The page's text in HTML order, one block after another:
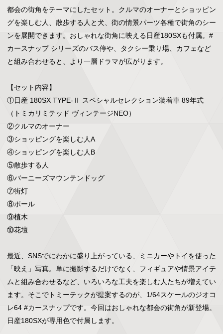
都会の街角をテーマにしたセット。クルマのオーナーとショッピン
グを楽しむ人、散歩する人と犬、街の情景パーツ各種で街角のシー
ンを展開できます。おしゃれな街角に映える日産180SXも付属。#
カースナップ シリーズのバス停や、タクシー乗り場、カフェなど
と組み合わせると、より一層ドラマが広がります。
【セット内容】
①日産 180SX TYPE-Ⅱ スペシャルセレクション装着車 89年式
（トミカリミテッド ヴィンテージNEO）
②クルマのオーナー
③ショッピングを楽しむ人A
④ショッピングを楽しむ人B
⑤散歩する人
⑥バーニーズマウンテンドッグ
⑦街灯
⑧ポール
⑨植木
⑩花壇
最近、SNSでにわかに盛り上がっている、ミニカーやトイを使った
「映え」写真。単に撮影するだけでなく、フィギュアや情景アイテ
ムと組み合わせるなど、いろいろな工夫を楽しむ人たちが増えてい
ます。そこでトミーテックが提案するのが、1/64スケールのジオコ
レ64 #カースナップです。今回はおしゃれな都会の街角が新登場。
日産180SXが専用色で付属します。